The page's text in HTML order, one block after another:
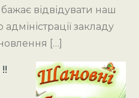
відвідувати наш
закладу
[…]